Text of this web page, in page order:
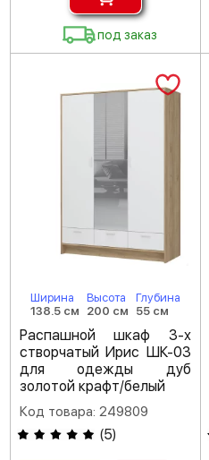
под заказ
Ширина
138.5 см
Высота
200 см
Глубина
55 см
Распашной шкаф 3-х
створчатый Ирис ШК-03
для одежды дуб
золотой крафт/белый
Код товара: 249809
(5)